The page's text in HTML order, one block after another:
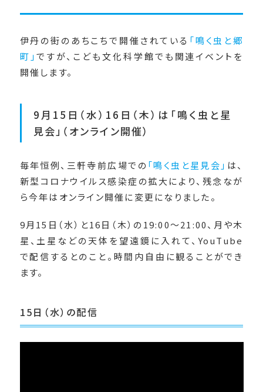
伊丹の街のあちこちで開催されている 「鳴く虫と郷
町」ですが、こども文化科学館でも関連イベントを
開催します。
9月15日（水）16日（木）は「鳴く虫と星
見会」（オンライン開催）
毎年恒例、三軒寺前広場での「鳴く虫と星見会」 は、
新型コロナウイルス感染症の拡大により、残念なが
ら今年はオンライン開催に変更になりました。
9月15日（水）と16日（木）の19:00～21:00、月や木
星、土星などの天体を望遠鏡に入れて、YouTube
で配信するとのこと。時間内自由に観ることができ
ます。
15日（水）の配信